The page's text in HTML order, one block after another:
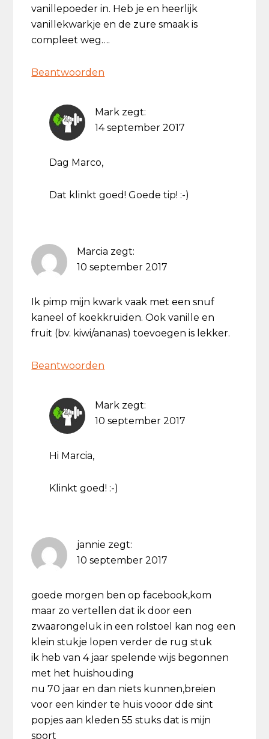
vanillepoeder in. Heb je en heerlijk
vanillekwarkje en de zure smaak is
compleet weg….
Beantwoorden
Mark zegt:
14 september 2017
Dag Marco,
Dat klinkt goed! Goede tip! :-)
Marcia zegt:
10 september 2017
Ik pimp mijn kwark vaak met een snuf
kaneel of koekkruiden. Ook vanille en
fruit (bv. kiwi/ananas) toevoegen is lekker.
Beantwoorden
Mark zegt:
10 september 2017
Hi Marcia,
Klinkt goed! :-)
jannie zegt:
10 september 2017
goede morgen ben op facebook,kom
maar zo vertellen dat ik door een
zwaarongeluk in een rolstoel kan nog een
klein stukje lopen verder de rug stuk
ik heb van 4 jaar spelende wijs begonnen
met het huishouding
nu 70 jaar en dan niets kunnen,breien
voor een kinder te huis vooor dde sint
popjes aan kleden 55 stuks dat is mijn
sport